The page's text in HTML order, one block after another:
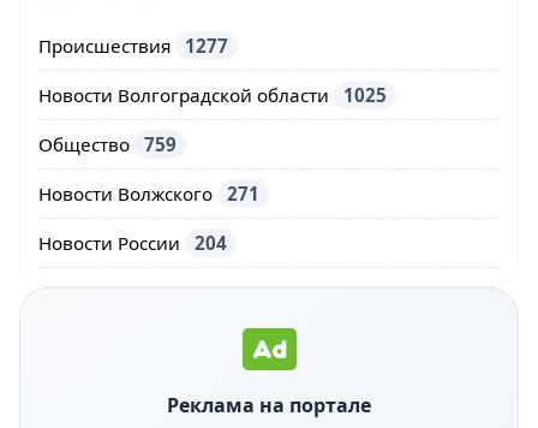
Происшествия 1277
Новости Волгоградской области 1025
Общество 759
Новости Волжского 271
Новости России 204
Реклама на портале